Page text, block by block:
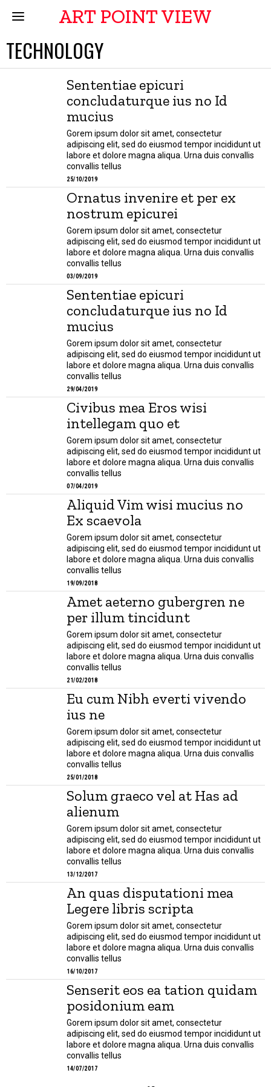
ART POINT VIEW
TECHNOLOGY
Sententiae epicuri
concludaturque ius no Id
mucius
Gorem ipsum dolor sit amet, consectetur
adipiscing elit, sed do eiusmod tempor incididunt ut
labore et dolore magna aliqua. Urna duis convallis
convallis tellus
25/10/2019
Ornatus invenire et per ex
nostrum epicurei
Gorem ipsum dolor sit amet, consectetur
adipiscing elit, sed do eiusmod tempor incididunt ut
labore et dolore magna aliqua. Urna duis convallis
convallis tellus
03/09/2019
Sententiae epicuri
concludaturque ius no Id
mucius
Gorem ipsum dolor sit amet, consectetur
adipiscing elit, sed do eiusmod tempor incididunt ut
labore et dolore magna aliqua. Urna duis convallis
convallis tellus
29/04/2019
Civibus mea Eros wisi
intellegam quo et
Gorem ipsum dolor sit amet, consectetur
adipiscing elit, sed do eiusmod tempor incididunt ut
labore et dolore magna aliqua. Urna duis convallis
convallis tellus
07/04/2019
Aliquid Vim wisi mucius no
Ex scaevola
Gorem ipsum dolor sit amet, consectetur
adipiscing elit, sed do eiusmod tempor incididunt ut
labore et dolore magna aliqua. Urna duis convallis
convallis tellus
19/09/2018
Amet aeterno gubergren ne
per illum tincidunt
Gorem ipsum dolor sit amet, consectetur
adipiscing elit, sed do eiusmod tempor incididunt ut
labore et dolore magna aliqua. Urna duis convallis
convallis tellus
21/02/2018
Eu cum Nibh everti vivendo
ius ne
Gorem ipsum dolor sit amet, consectetur
adipiscing elit, sed do eiusmod tempor incididunt ut
labore et dolore magna aliqua. Urna duis convallis
convallis tellus
25/01/2018
Solum graeco vel at Has ad
alienum
Gorem ipsum dolor sit amet, consectetur
adipiscing elit, sed do eiusmod tempor incididunt ut
labore et dolore magna aliqua. Urna duis convallis
convallis tellus
13/12/2017
An quas disputationi mea
Legere libris scripta
Gorem ipsum dolor sit amet, consectetur
adipiscing elit, sed do eiusmod tempor incididunt ut
labore et dolore magna aliqua. Urna duis convallis
convallis tellus
16/10/2017
Senserit eos ea tation quidam
posidonium eam
Gorem ipsum dolor sit amet, consectetur
adipiscing elit, sed do eiusmod tempor incididunt ut
labore et dolore magna aliqua. Urna duis convallis
convallis tellus
14/07/2017